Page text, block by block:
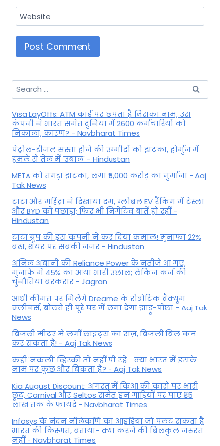
Website
Search
for:
Visa LayOffs: ATM कार्ड पर छपता है जिसका नाम, उस
कंपनी ने भारत समेत दुनिया में 2600 कर्मचारियों को
निकाला, कारण? - Navbharat Times
पेट्रोल-डीजल सस्ता होने की उम्मीदों को झटका, होर्मुज में
हमले से तेल में 'उबाल' - Hindustan
META को तगड़ा झटका, लगा ₹5,000 करोड़ का जुर्माना - Aaj
Tak News
टाटा और महिंद्रा ने दिखाया दम, ग्लोबल EV रैंकिंग में टेस्ला
और BYD को पछाड़ा; फिर भी निगेटिव बातें हो रहीं -
Hindustan
टाटा ग्रुप की इस कंपनी ने कर दिया कमाल! मुनाफा 22%
बढ़ा, शेयर पर सबकी नजर - Hindustan
अनिल अंबानी की Reliance Power के नतीजे आ गए,
मुनाफे में 45% का आया भारी उछाल; लेकिन कर्ज की
चुनौतियां बरकरार - Jagran
आधी कीमत पर मिलेंगे Dreame के रोबोटिक वैक्यूम
क्लीनर्स, बोलते ही पूरे घर में लगा देगा झाड़ू-पोछा - Aaj Tak
News
बिजली मीटर में लगीं लाइट्स का राज़, बिजली बिल कम
कर सकता है! - Aaj Tak News
कहीं 'नकली' व्हिस्की तो नहीं पी रहे... क्या भारत में इसके
नाम पर कुछ और बिकता है? - Aaj Tak News
Kia August Discount: अगस्त में किआ की कारों पर भारी
छूट, Carnival और Seltos समेत इन गाड़ियों पर पाएं ₹1.5
लाख तक के फायदे - Navbharat Times
Infosys के नंदन नीलेकणि का आइडिया जो पलट सकता है
भारत की किस्मत, बताया- क्या करने की बिलकुल जरूरत
नहीं - Navbharat Times